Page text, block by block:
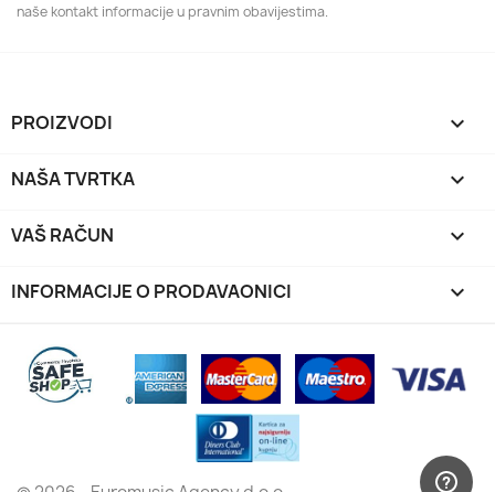
naše kontakt informacije u pravnim obavijestima.
PROIZVODI 
NAŠA TVRTKA 
VAŠ RAČUN 
INFORMACIJE O PRODAVAONICI keyboard_arrow_down